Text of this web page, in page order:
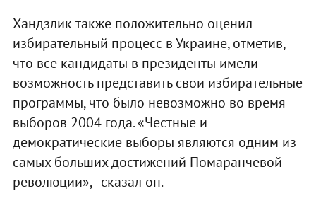
Хандзлик также положительно оценил
избирательный процесс в Украине, отметив,
что все кандидаты в президенты имели
возможность представить свои избирательные
программы, что было невозможно во время
выборов 2004 года. «Честные и
демократические выборы являются одним из
самых больших достижений Помаранчевой
революции», - сказал он.